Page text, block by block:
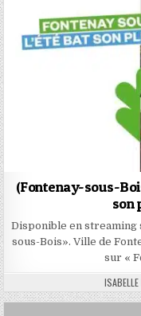
(Fontenay-sous-
son
Disponible en streaming
sous-Bois». Ville de
sur «
AUTHOR: